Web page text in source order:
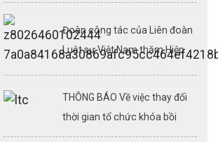
nghiệp vụ luật sư ngày
Đoàn công tác của Liên đoàn
Luật sư Việt Nam thăm Hiệp
số công ty luật tại Thượng Hải
THÔNG BÁO Về việc thay đổi
thời gian tổ chức khóa bồi
dưỡng chuyên môn, nghiệp vụ